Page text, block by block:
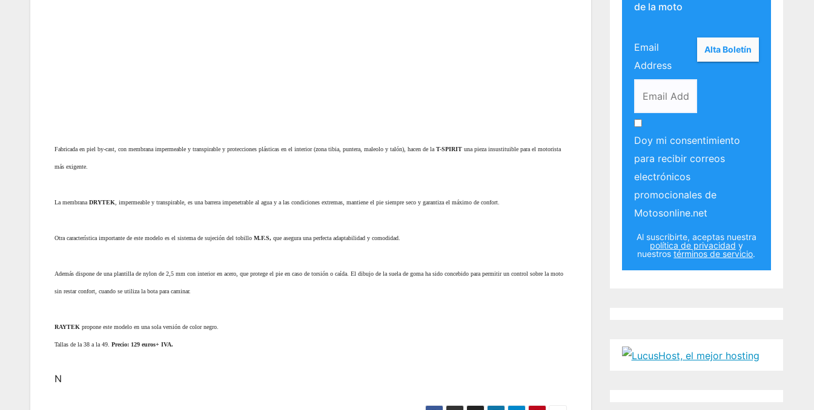
Fabricada en piel by-cast, con membrana impermeable y transpirable y protecciones plásticas en el interior (zona tibia, puntera, maleolo y talón), hacen de la T-SPIRIT una pieza insustituible para el motorista
más exigente.
La membrana DRYTEK , impermeable y transpirable, es una barrera impenetrable al agua y a las condiciones extremas, mantiene el pie siempre seco y garantiza el máximo de confort.
Otra característica importante de este modelo es el sistema de sujeción del tobillo M.F.S, que asegura una perfecta adaptabilidad y comodidad.
Además dispone de una plantilla de nylon de 2,5 mm con interior en acero, que protege el pie en caso de torsión o caída. El dibujo de la suela de goma ha sido concebido para permitir un control sobre la moto
sin restar confort, cuando se utiliza la bota para caminar.
RAYTEK propone este modelo en una sola versión de color negro.
Tallas de la 38 a la 49. Precio: 129 euros+ IVA.
N
de la moto
Email
Address
Doy mi consentimiento
para recibir correos
electrónicos
promocionales de
Motosonline.net
Al suscribirte, aceptas nuestra
política de privacidad y
nuestrostérminos de servicio.